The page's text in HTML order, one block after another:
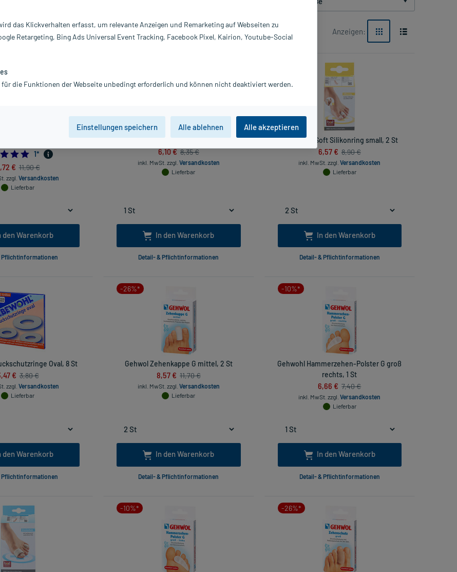
absteigend Produkte pro Seite: 24 Anzeigen:
5.0
1*
€ 11,90 €
zzgl. Versandkosten
Lieferbar
den Warenkorb
Pflichtinformationen
Gehwol Kleinzehen Ballenpolster G, 1 St
6,10 € 8,35 €
inkl. MwSt. zzgl. Versandkosten
Lieferbar
In den Warenkorb
Detail- & Pflichtinformationen
BORT PediSoft Silikonring small, 2 St
6,57 € 8,90 €
inkl. MwSt. zzgl.Versandkosten
Lieferbar
In den Warenkorb
Detail- & Pflichtinformationen
Oval, 8 St
€ 3,80 €
zzgl. Versandkosten
Lieferbar
den Warenkorb
Pflichtinformationen
-26%*
Gehwol Zehenkappe G mittel, 2 St
8,57 € 11,70 €
inkl. MwSt. zzgl. Versandkosten
Lieferbar
In den Warenkorb
Detail- & Pflichtinformationen
-10%*
Gehwohl Hammerzehen-Polster G groß
rechts, 1 St
6,66 € 7,40 €
inkl. MwSt. zzgl.Versandkosten
Lieferbar
In den Warenkorb
Detail- & Pflichtinformationen
-10%* -26%*
das Klickverhalten erfasst, um relevante Anzeigen und Remarketing auf Webseiten zu
Retargeting, Bing Ads Universal Event Tracking, Facebook Pixel, Kairion, Youtube-Social
für die Funktionen der Webseite unbedingt erforderlich und können nicht deaktiviert werden.
Einstellungen speichern Alle ablehnen Alle akzeptieren